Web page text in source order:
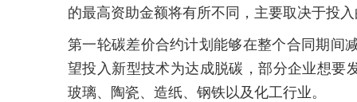
的最高资助金额将有所不同，主要取决于投
第一轮碳差价合约计划能够在整个合同期间
望投入新型技术为达成脱碳，部分企业想要
玻璃、陶瓷、造纸、钢铁以及化工行业。